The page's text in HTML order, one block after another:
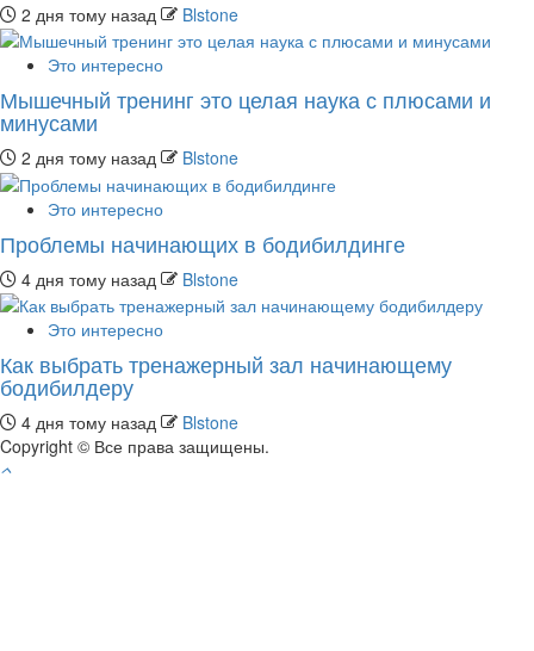
2 дня тому назад Blstone
Это интересно
Мышечный тренинг это целая наука с плюсами и
минусами
2 дня тому назад Blstone
Это интересно
Проблемы начинающих в бодибилдинге
4 дня тому назад Blstone
Это интересно
Как выбрать тренажерный зал начинающему
бодибилдеру
4 дня тому назад
Blstone
Copyright © Все права защищены.